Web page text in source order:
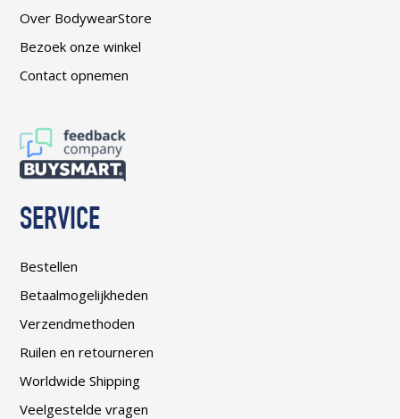
Over BodywearStore
Bezoek onze winkel
Contact opnemen
SERVICE
Bestellen
Betaalmogelijkheden
Verzendmethoden
Ruilen en retourneren
Worldwide Shipping
Veelgestelde vragen